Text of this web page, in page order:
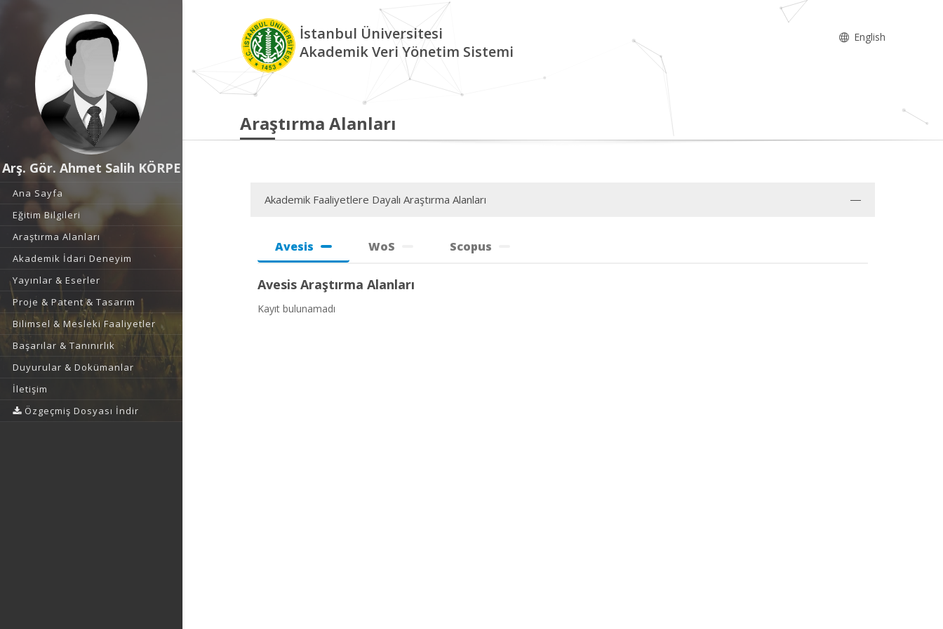
Arş. Gör. Ahmet Salih KÖRPE
Ana Sayfa
Eğitim Bilgileri
Araştırma Alanları
Akademik İdari Deneyim
Yayınlar & Eserler
Proje & Patent & Tasarım
Bilimsel & Mesleki Faaliyetler
Başarılar & Tanınırlık
Duyurular & Dokümanlar
İletişim
Özgeçmiş Dosyası İndir
İstanbul Üniversitesi
Akademik Veri Yönetim Sistemi
English
Araştırma Alanları
Akademik Faaliyetlere Dayalı Araştırma Alanları
Avesis WoS Scopus
Avesis Araştırma Alanları
Kayıt bulunamadı